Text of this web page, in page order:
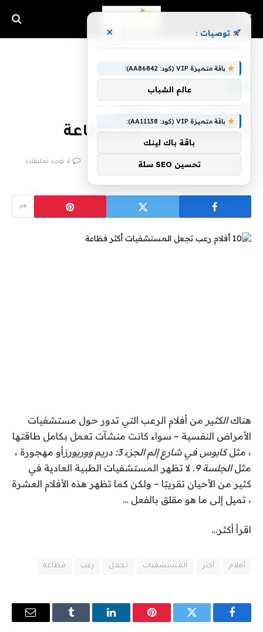
المستشفيات أكثر فظاعة
فريق اشراق التقنية لا توجد تعليقات
1 دقائق
هناكالكثير من أفلام الرعب التي تدور حول مستشفيات
الأمراض النفسية – سواء كانت منشآت تعمل بكامل طاقتها
، مثلكابوس في شارع إلم الجزء 3: دريم ووريورز
أو مهجورة ،
مثلالجلسة 9 . لا تظهر المستشفيات الطبية العادية في
كثير من الأحيان تقريبًا – ولكن كما تظهر هذه الأفلام العشرة
، تميل إلى ما هو مقلق بالفعل …
اقرأ أكثر…
أفلام أكثر المستشفيات تجعل رعب فظاعة
فيسبوك تويتر بينتيريستلينكدإن Tumblr
البريد
توصيات : ×
باقة متميزة VIP (كود: AA86842):
عالم الشباب
باقة متميزة VIP (كود: AA11138):
باقة باك لينك
تحسين SEO سلة